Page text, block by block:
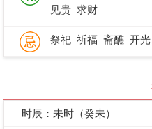
见贵 求财
祭祀 祈福 斋醮 开光
时辰：未时（癸未）